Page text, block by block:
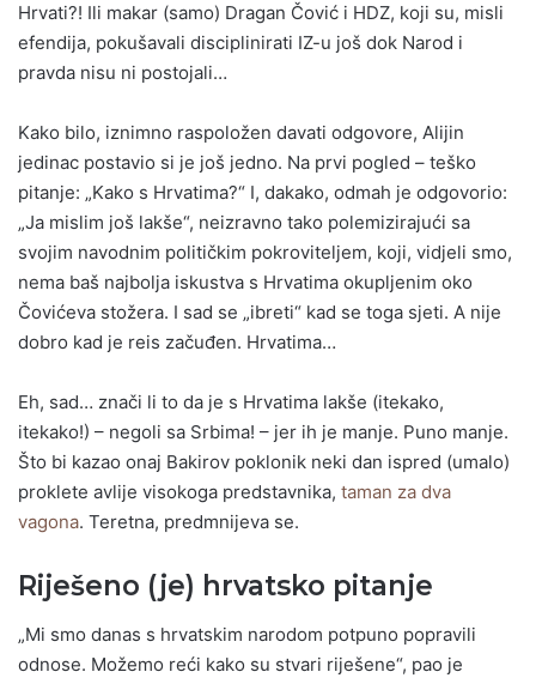
Hrvati?! Ili makar (samo) Dragan Čović i HDZ, koji su, misli
efendija, pokušavali disciplinirati IZ-u još dok Narod i
pravda nisu ni postojali…
Kako bilo, iznimno raspoložen davati odgovore, Alijin
jedinac postavio si je još jedno. Na prvi pogled – teško
pitanje: „Kako s Hrvatima?“ I, dakako, odmah je odgovorio:
„Ja mislim još lakše“, neizravno tako polemizirajući sa
svojim navodnim političkim pokroviteljem, koji, vidjeli smo,
nema baš najbolja iskustva s Hrvatima okupljenim oko
Čovićeva stožera. I sad se „ibreti“ kad se toga sjeti. A nije
dobro kad je reis začuđen. Hrvatima…
Eh, sad… znači li to da je s Hrvatima lakše (itekako,
itekako!) – negoli sa Srbima! – jer ih je manje. Puno manje.
Što bi kazao onaj Bakirov poklonik neki dan ispred (umalo)
proklete avlije visokoga predstavnika, taman za dva
vagona. Teretna, predmnijeva se.
Riješeno (je) hrvatsko pitanje
„Mi smo danas s hrvatskim narodom potpuno popravili
odnose. Možemo reći kako su stvari riješene“, pao je